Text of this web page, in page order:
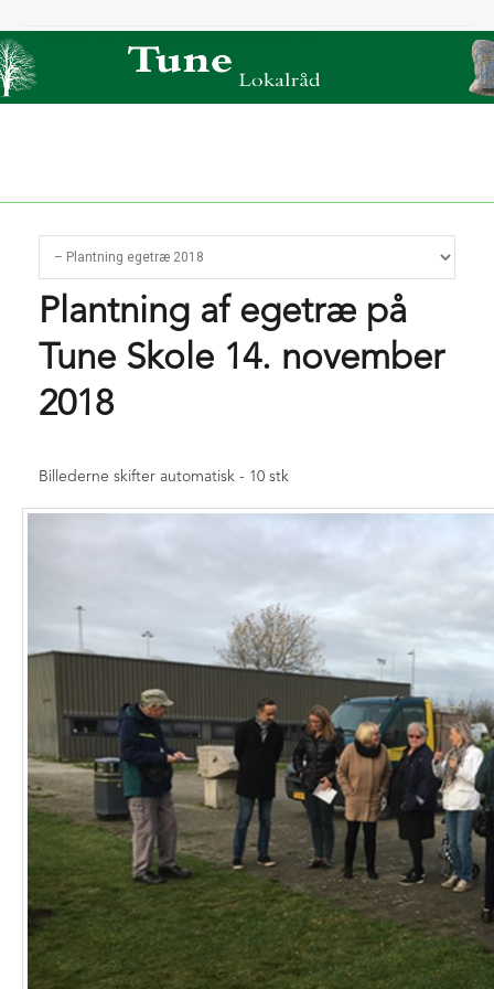
Om os
Indmeldelse / opdatering
For bestyrelsen
Sidste nyt
Film om Tune
Tjæreby grusgrav
Kontingent 2026
Nyt om Ring 5
Deadline 2026
Referater
Fingerplan høring
Fingerplan Borgermøde
Fingerplanen - NYT
Diverse info
Trafikken i Tune
Spæncom grunden - Lundevej
Plejecenter i Tune
Tjæreby grusgrav
Juletræstænding 2021
Besøg hos eskadrille 722 - nov. 2019
Valgmøde maj 2019
Juletræstænding 2018
Plantning af egetræ på
Tune Skole 14. november
2018
Billederne skifter automatisk - 10 stk